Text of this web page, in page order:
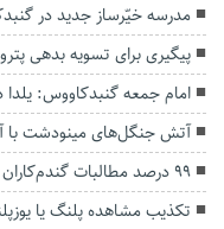
مدرسه خیّرساز جدید در
پیگیری برای تسویه بدهی
امام جمعه گنبدکاووس:
آتش جنگل‌های مینودشت با
۹۹ درصد مطالبات گندم‌کاران پرداخت شده است
تکذیب مشاهده پلنگ یا